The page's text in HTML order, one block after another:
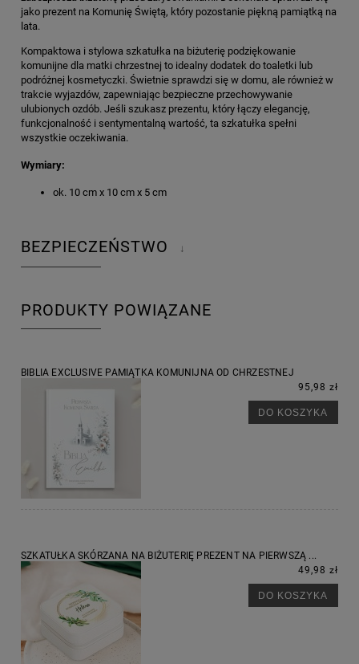
jako prezent na Komunię Świętą, który pozostanie piękną pamiątką na
lata.
Kompaktowa i stylowa szkatułka na biżuterię podziękowanie
komunijne dla matki chrzestnej to idealny dodatek do toaletki lub
podróżnej kosmetyczki. Świetnie sprawdzi się w domu, ale również w
trakcie wyjazdów, zapewniając bezpieczne przechowywanie
ulubionych ozdób. Jeśli szukasz prezentu, który łączy elegancję,
funkcjonalność i sentymentalną wartość, ta szkatułka spełni
wszystkie oczekiwania.
Wymiary:
ok. 10 cm x 10 cm x 5 cm
BEZPIECZEŃSTWO ↓
PRODUKTY POWIĄZANE
BIBLIA EXCLUSIVE PAMIĄTKA KOMUNIJNA OD CHRZESTNEJ
95,98 zł
DO KOSZYKA
SZKATUŁKA SKÓRZANA NA BIŻUTERIĘ PREZENT NA PIERWSZĄ ...
49,98 zł
DO KOSZYKA